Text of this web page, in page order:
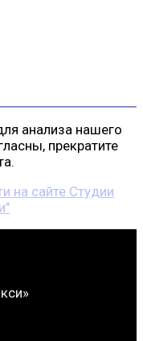
анализа нашего
прекратите
на сайте Студии